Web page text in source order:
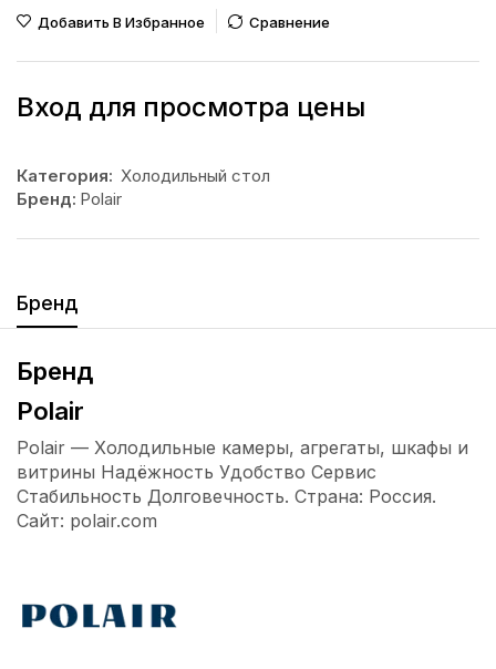
Добавить В Избранное Сравнение
Вход для просмотра цены
Категория: Холодильный стол
Бренд: Polair
Бренд
Бренд
Polair
Polair — Холодильные камеры, агрегаты, шкафы и
витрины Надёжность Удобство Сервис
Стабильность Долговечность. Страна: Россия.
Сайт: polair.com